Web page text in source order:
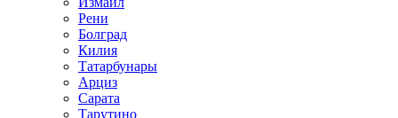
Рени
Болград
Килия
Татарбунары
Арциз
Сарата
Тарутино